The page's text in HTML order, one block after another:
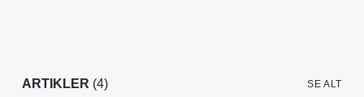
ARTIKLER (4) SE ALT